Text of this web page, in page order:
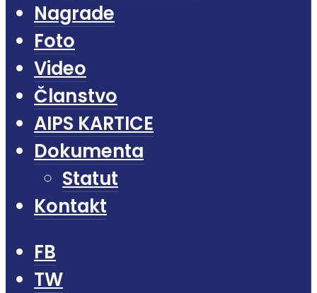
Nagrade
Foto
Video
Članstvo
AIPS KARTICE
Dokumenta
Statut
Kontakt
FB
TW